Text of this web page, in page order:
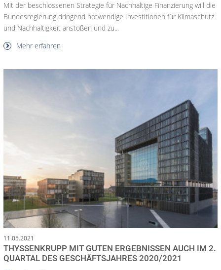
Mit der beschlossenen Strategie für Nachhaltige Finanzierung will die
Bundesregierung dringend notwendige Investitionen für Klimaschutz
und Nachhaltigkeit anstoßen und zu...
Mehr erfahren
11.05.2021
THYSSENKRUPP MIT GUTEN ERGEBNISSEN AUCH IM 2.
QUARTAL DES GESCHÄFTSJAHRES 2020/2021